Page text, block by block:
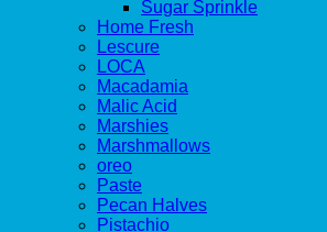
Sugar Sprinkle
Home Fresh
Lescure
LOCA
Macadamia
Malic Acid
Marshies
Marshmallows
oreo
Paste
Pecan Halves
Pistachio